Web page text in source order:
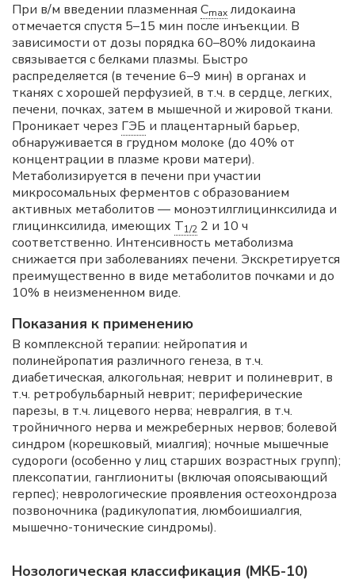
При в/м введении плазменная Cmax лидокаина
отмечается спустя 5–15 мин после инъекции. В
зависимости от дозы порядка 60–80% лидокаина
связывается с белками плазмы. Быстро
распределяется (в течение 6–9 мин) в органах и
тканях с хорошей перфузией, в т.ч. в сердце, легких,
печени, почках, затем в мышечной и жировой ткани.
Проникает через ГЭБ и плацентарный барьер,
обнаруживается в грудном молоке (до 40% от
концентрации в плазме крови матери).
Метаболизируется в печени при участии
микросомальных ферментов с образованием
активных метаболитов — моноэтилглицинксилида и
глицинксилида, имеющих T1/2 2 и 10 ч
соответственно. Интенсивность метаболизма
снижается при заболеваниях печени. Экскретируется
преимущественно в виде метаболитов почками и до
10% в неизмененном виде.
Показания к применению
В комплексной терапии: нейропатия и
полинейропатия различного генеза, в т.ч.
диабетическая, алкогольная; неврит и полиневрит, в
т.ч. ретробульбарный неврит; периферические
парезы, в т.ч. лицевого нерва; невралгия, в т.ч.
тройничного нерва и межреберных нервов; болевой
синдром (корешковый, миалгия); ночные мышечные
судороги (особенно у лиц старших возрастных групп);
плексопатии, ганглиониты (включая опоясывающий
герпес); неврологические проявления остеохондроза
позвоночника (радикулопатия, люмбоишиалгия,
мышечно-тонические синдромы).
Нозологическая классификация (МКБ-10)